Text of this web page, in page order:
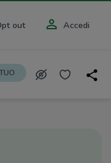
out Accedi